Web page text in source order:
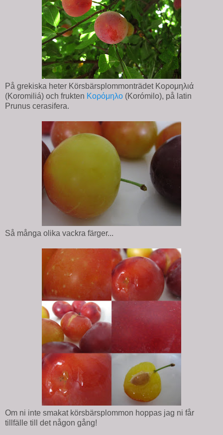
På grekiska heter Körsbärsplommonträdet Κορομηλιά
(Koromiliá) och frukten Κορόμηλο (Korómilo), på latin
Prunus cerasifera.
Så många olika vackra färger...
Om ni inte smakat körsbärsplommon hoppas jag ni får
tillfälle till det någon gång!